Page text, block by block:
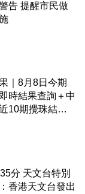
告 提醒市民做
｜8月8日今期
時結果查詢＋中
10期攪珠結果
分 天文台特別
香港天文台發出